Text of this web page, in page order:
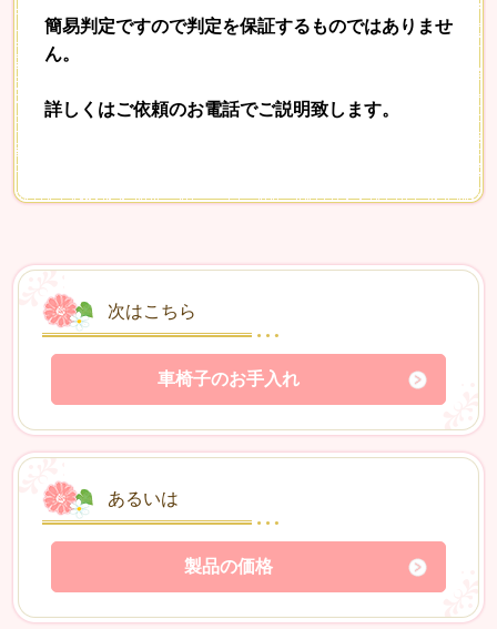
簡易判定ですので判定を保証するものではありませ
ん。
詳しくはご依頼のお電話でご説明致します。
次はこちら
車椅子のお手入れ
あるいは
製品の価格